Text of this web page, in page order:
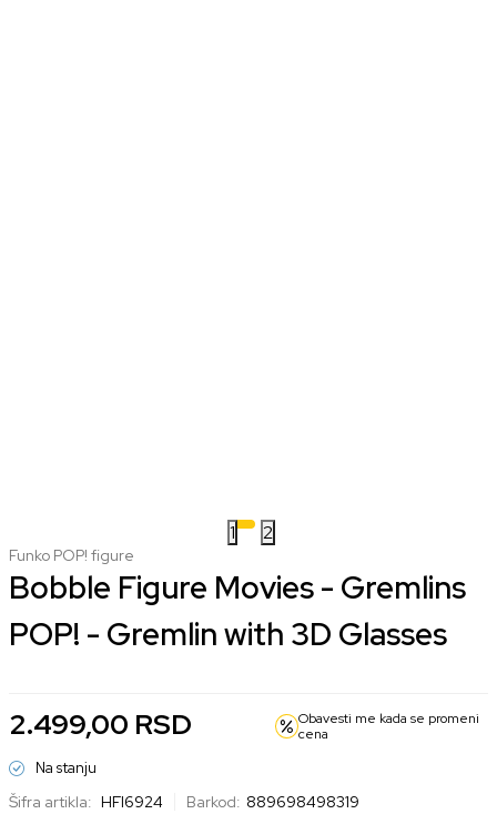
1 2
Funko POP! figure
Bobble Figure Movies - Gremlins
POP! - Gremlin with 3D Glasses
2.499,00 RSD
Obavesti me kada se promeni
cena
Na stanju
Šifra artikla: HFI6924 Barkod: 889698498319